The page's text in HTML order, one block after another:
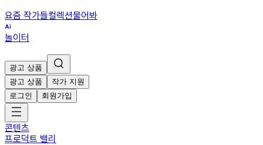
요즘 작가들컬렉션물어봐
놀이터
광고 상품
광고 상품
작가 지원
로그인
회원가입
콘텐츠
프로덕트 밸리